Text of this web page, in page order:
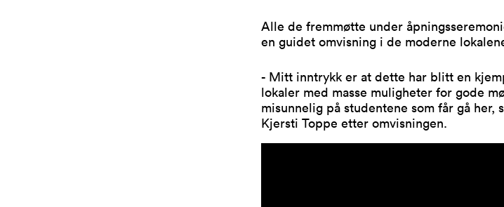
Alle de fremmøtte under
en guidet omvisning i de moderne
- Mitt inntrykk er at dette har blitt en
lokaler med masse muligheter for gode
misunnelig på studentene som får gå her,
Kjersti Toppe etter omvisningen.